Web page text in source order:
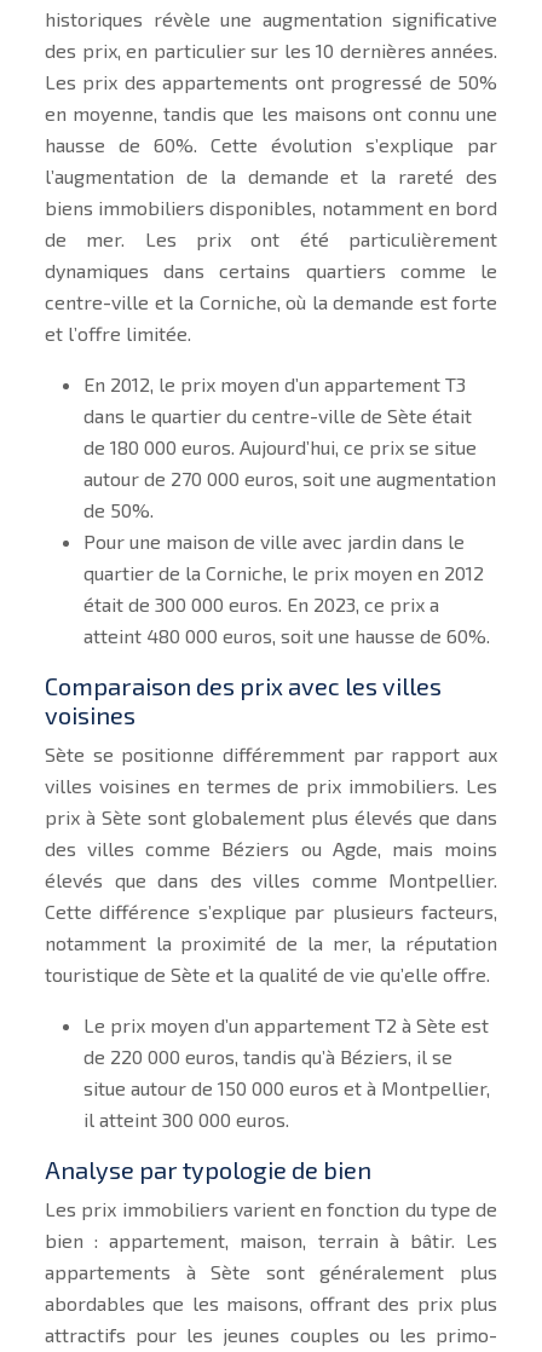
historiques révèle une augmentation significative
des prix, en particulier sur les 10 dernières années.
Les prix des appartements ont progressé de 50%
en moyenne, tandis que les maisons ont connu une
hausse de 60%. Cette évolution s’explique par
l’augmentation de la demande et la rareté des
biens immobiliers disponibles, notamment en bord
de mer. Les prix ont été particulièrement
dynamiques dans certains quartiers comme le
centre-ville et la Corniche, où la demande est forte
et l’offre limitée.
En 2012, le prix moyen d’un appartement T3
dans le quartier du centre-ville de Sète était
de 180 000 euros. Aujourd’hui, ce prix se situe
autour de 270 000 euros, soit une augmentation
de 50%.
Pour une maison de ville avec jardin dans le
quartier de la Corniche, le prix moyen en 2012
était de 300 000 euros. En 2023, ce prix a
atteint 480 000 euros, soit une hausse de 60%.
Comparaison des prix avec les villes
voisines
Sète se positionne différemment par rapport aux
villes voisines en termes de prix immobiliers. Les
prix à Sète sont globalement plus élevés que dans
des villes comme Béziers ou Agde, mais moins
élevés que dans des villes comme Montpellier.
Cette différence s’explique par plusieurs facteurs,
notamment la proximité de la mer, la réputation
touristique de Sète et la qualité de vie qu’elle offre.
Le prix moyen d’un appartement T2 à Sète est
de 220 000 euros, tandis qu’à Béziers, il se
situe autour de 150 000 euros et à Montpellier,
il atteint 300 000 euros.
Analyse par typologie de bien
Les prix immobiliers varient en fonction du type de
bien : appartement, maison, terrain à bâtir. Les
appartements à Sète sont généralement plus
abordables que les maisons, offrant des prix plus
attractifs pour les jeunes couples ou les primo-